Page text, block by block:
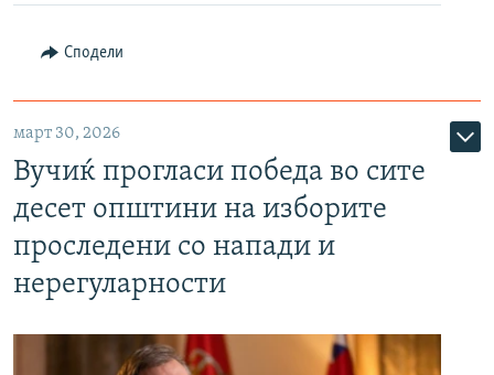
Сподели
март 30, 2026
Вучиќ прогласи победа во сите
десет општини на изборите
проследени со напади и
нерегуларности